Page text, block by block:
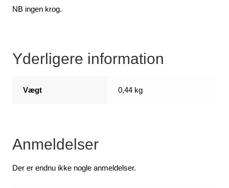
NB ingen krog.
Yderligere information
Vægt 0,44 kg
Anmeldelser
Der er endnu ikke nogle anmeldelser.